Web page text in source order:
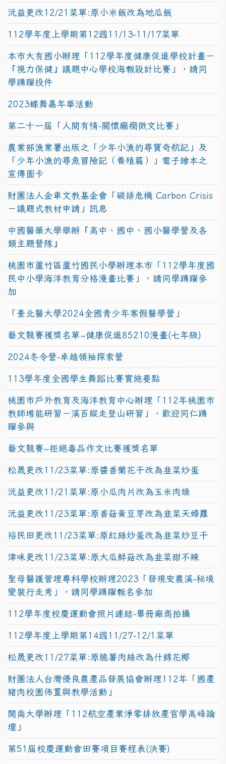
沅益更改12/21菜單:原小米飯改為地瓜飯
112學年度上學期第12週11/13-11/17菜單
本市大有國小辦理「112學年度健康促進學校計畫－
『視力保健』議題中心學校海報設計比賽」，請同
學踴躍投件
2023蝶舞嘉年華活動
第二十一屆「人間有情-關懷癲癇徵文比賽」
農業部漁業署出版之「少年小漁的尋寶奇航記」及
「少年小漁的尋魚冒險記（養殖篇）」電子繪本之
宣傳圖卡
財團法人金車文教基金會「碳排危機 Carbon Crisis
－議題式教材申請」訊息
中國醫藥大學舉辦『高中、國中、國小醫學營及各
類主題營隊』
桃園市蘆竹區蘆竹國民小學辦理本市「112學年度國
民中小學海洋教育分格漫畫比賽」，請同學踴躍參
加
「臺北醫大學2024全國青少年寒假醫學營」
藝文競賽獲獎名單~健康促進85210漫畫(七年級)
2024冬令營-卓越領袖探索營
113學年度全國學生舞蹈比賽實施要點
桃園市戶外教育及海洋教育中心辦理「112年桃園市
教師增能研習－溪百縱走登山研習」，歡迎同仁踴
躍參與
藝文競賽~拒絕毒品作文比賽獲獎名單
松晟更改11/23菜單:原醬香蘭花干改為韭菜炒蛋
沅益更改11/21菜單:原小瓜肉片改為玉米肉燥
沅益更改11/23菜單:原香菇黃豆芽改為韭菜天婦羅
裕民田更改11/23菜單:原紅絲炒蛋改為韭菜炒豆干
津味更改11/23菜單:原大瓜鮮菇改為韭菜甜不辣
聖母醫護管理專科學校辦理2023「發現安農溪-秘境
變裝行走秀」，請同學踴躍報名參加
112學年度校慶運動會照片連結-畢冊廠商拍攝
112學年度上學期第14週11/27-12/1菜單
松晟更改11/27菜單:原脆薯肉絲改為什錦花椰
財團法人台灣優良農產品發展協會辦理112年「國產
豬肉校園佈置與教學活動」
開南大學辦理「112航空產業淨零排放產官學高峰論
壇」
第51屆校慶運動會田賽項目賽程表(決賽)